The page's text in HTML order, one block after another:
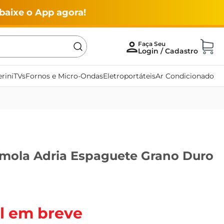
o App agora!
TVsFornos e Micro-OndasEletroportáteisAr Condicionado
Adria Espaguete Grano Duro
em breve